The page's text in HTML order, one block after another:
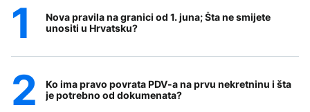
Nova pravila na granici od 1. juna; Šta ne smijete
unositi u Hrvatsku?
Ko ima pravo povrata PDV-a na prvu nekretninu i šta
je potrebno od dokumenata?